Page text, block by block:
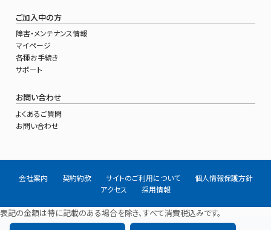
ご加入中の方
障害・メンテナンス情報
マイページ
各種お手続き
サポート
お問い合わせ
よくあるご質問
お問い合わせ
会社案内 契約約款 サイトのご利用について
個人情報保護方針
アクセス
採用情報
記の金額は特に記載のある場合を除き、すべて消費税込みです。
請求金額は税抜金額の合計から税率乗算して小数点以下端数を切り捨てて計算